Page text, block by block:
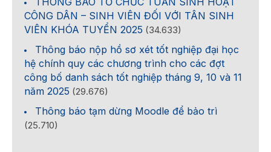
CÔNG DÂN – SINH VIÊN ĐỐI VỚI TÂN SINH
VIÊN KHÓA TUYỂN 2025 (34.633)
Thông báo nộp hồ sơ xét tốt nghiệp đại học
hệ chính quy các chương trình cho các đợt
công bố danh sách tốt nghiệp tháng 9, 10 và 11
năm 2025 (29.676)
Thông báo tạm dừng Moodle để bảo trì
(25.710)